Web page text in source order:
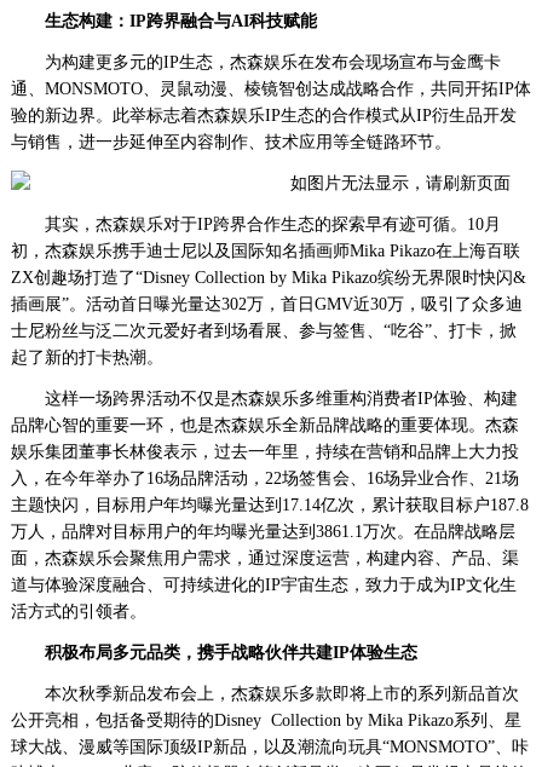
生态构建：IP跨界融合与AI科技赋能
为构建更多元的IP生态，杰森娱乐在发布会现场宣布与金鹰卡
通、MONSMOTO、灵鼠动漫、棱镜智创达成战略合作，共同开拓IP体
验的新边界。此举标志着杰森娱乐IP生态的合作模式从IP衍生品开发
与销售，进一步延伸至内容制作、技术应用等全链路环节。
其实，杰森娱乐对于IP跨界合作生态的探索早有迹可循。10月
初，杰森娱乐携手迪士尼以及国际知名插画师Mika Pikazo在上海百联
ZX创趣场打造了“Disney Collection by Mika Pikazo缤纷无界限时快闪&
插画展”。活动首日曝光量达302万，首日GMV近30万，吸引了众多迪
士尼粉丝与泛二次元爱好者到场看展、参与签售、“吃谷”、打卡，掀
起了新的打卡热潮。
这样一场跨界活动不仅是杰森娱乐多维重构消费者IP体验、构建
品牌心智的重要一环，也是杰森娱乐全新品牌战略的重要体现。杰森
娱乐集团董事长林俊表示，过去一年里，持续在营销和品牌上大力投
入，在今年举办了16场品牌活动，22场签售会、16场异业合作、21场
主题快闪，目标用户年均曝光量达到17.14亿次，累计获取目标户187.8
万人，品牌对目标用户的年均曝光量达到3861.1万次。在品牌战略层
面，杰森娱乐会聚焦用户需求，通过深度运营，构建内容、产品、渠
道与体验深度融合、可持续进化的IP宇宙生态，致力于成为IP文化生
活方式的引领者。
积极布局多元品类，携手战略伙伴共建IP体验生态
本次秋季新品发布会上，杰森娱乐多款即将上市的系列新品首次
公开亮相，包括备受期待的Disney Collection by Mika Pikazo系列、星
球大战、漫威等国际顶级IP新品，以及潮流向玩具“MONSMOTO”、咔